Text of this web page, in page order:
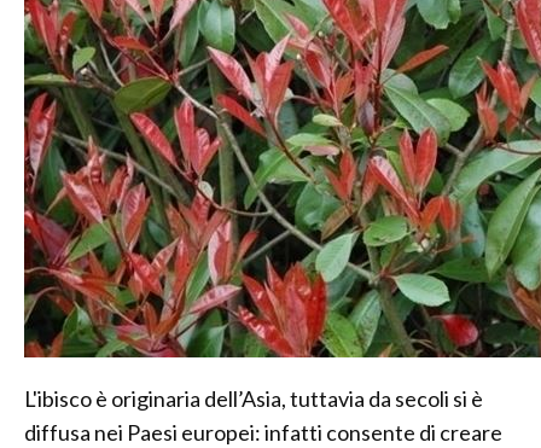
L'ibisco è originaria dell’Asia, tuttavia da secoli si è
diffusa nei Paesi europei: infatti consente di creare